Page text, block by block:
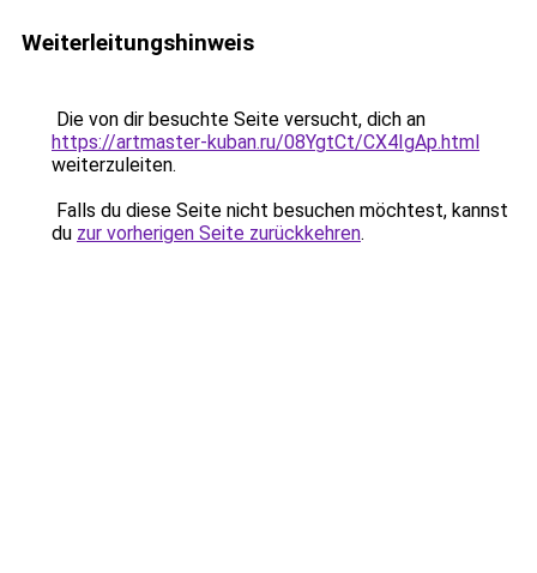
Weiterleitungshinweis
Die von dir besuchte Seite versucht, dich an
https://artmaster-kuban.ru/08YgtCt/CX4IgAp.html
weiterzuleiten.
Falls du diese Seite nicht besuchen möchtest, kannst
du zur vorherigen Seite zurückkehren.